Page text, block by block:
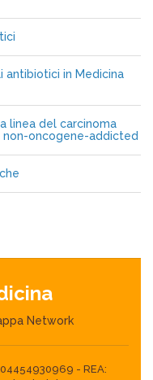
antibiotici in Medicina
linea del carcinoma
oncogene-addicted
Network
- REA: